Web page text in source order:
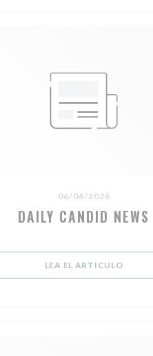
06/04/2026
DAILY CANDID NEWS
LEA EL ARTICULO